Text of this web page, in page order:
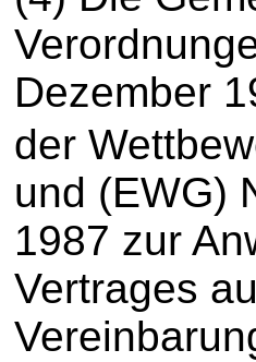
Dezember
der
und (EWG)
1987 zur
Vertrages